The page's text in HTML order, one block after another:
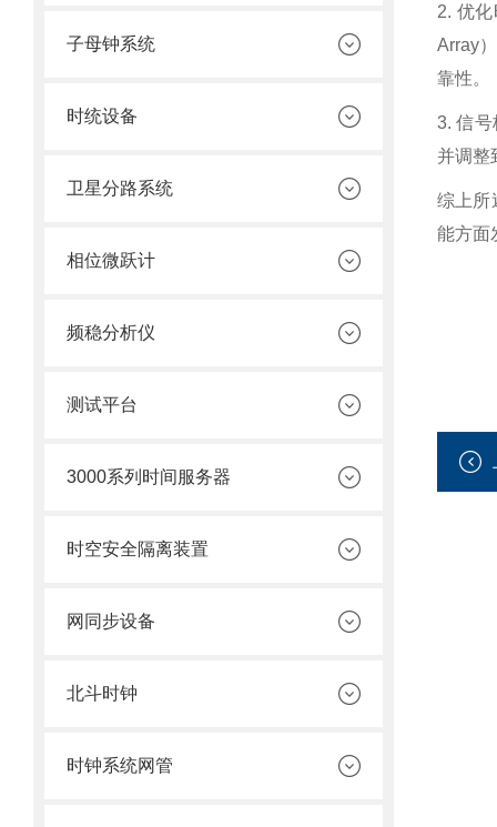
子母钟系统
时统设备
卫星分路系统
相位微跃计
频稳分析仪
测试平台
3000系列时间服务器
时空安全隔离装置
网同步设备
北斗时钟
时钟系统网管
2. 优
Array
靠性。
3. 信
并调整
综上所
能方面